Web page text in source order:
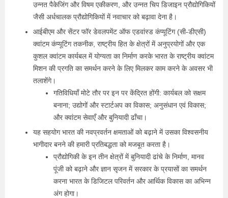
उन्नत पैकेजिंग और विषम एकीकरण, और उन्नत चिप डिजाइन प्रौद्योगिकियों
जैसी अर्धचालक प्रौद्योगिकियों में नवाचार को बढ़ावा देना है।
आईबीएम और सेंटर फॉर डेवलपमेंट ऑफ एडवांस्ड कंप्यूटिंग (सी-डीएसी)
क्वांटम कंप्यूटिंग तकनीक, राष्ट्रीय हित के क्षेत्रों में अनुप्रयोगों और एक
कुशल क्वांटम कार्यबल में योग्यता का निर्माण करके भारत के राष्ट्रीय क्वांटम
मिशन की प्रगति का समर्थन करने के लिए मिलकर काम करने के अवसर भी
तलाशेंगे।
गतिविधियाँ मोटे तौर पर इन पर केंद्रित होंगी: कार्यबल को सक्षम
बनाना; उद्योगों और स्टार्टअप का विकास; अनुसंधान एवं विकास;
और क्वांटम सेवाएँ और बुनियादी ढाँचा।
यह सहयोग भारत की नवप्रवर्तन क्षमताओं को बढ़ाने में उसका विश्वसनीय
भागीदार बनने की हमारी प्रतिबद्धता को मजबूत करता है।
प्रौद्योगिकी के इन तीन क्षेत्रों में बुनियादी ढांचे के निर्माण, मानव
पूंजी को बढ़ाने और ज्ञान सृजन में सरकार के प्रयासों का समर्थन
करना भारत के डिजिटल परिवर्तन और आर्थिक विकास का अभिन्न
अंग होगा।